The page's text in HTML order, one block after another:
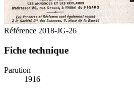
Référence 2018-JG-26
Fiche technique
Parution
1916